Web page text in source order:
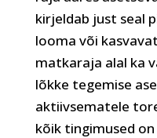
kirjeldab just seal
looma või
matkaraja alal ka
lõkke tegemise
aktiivsematele
kõik tingimused